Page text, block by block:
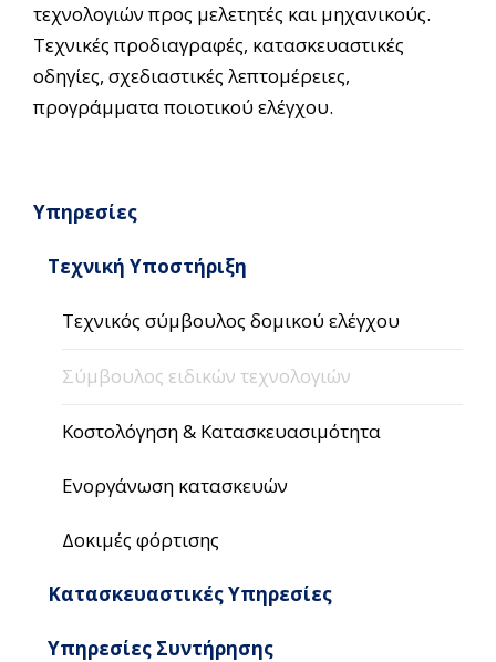
τεχνολογιών προς μελετητές και μηχανικούς.
Τεχνικές προδιαγραφές, κατασκευαστικές
οδηγίες, σχεδιαστικές λεπτομέρειες,
προγράμματα ποιοτικού ελέγχου.
Υπηρεσίες
Τεχνική Υποστήριξη
Τεχνικός σύμβουλος δομικού ελέγχου
Σύμβουλος ειδικών τεχνολογιών
Κοστολόγηση & Κατασκευασιμότητα
Ενοργάνωση κατασκευών
Δοκιμές φόρτισης
Κατασκευαστικές Υπηρεσίες
Υπηρεσίες Συντήρησης